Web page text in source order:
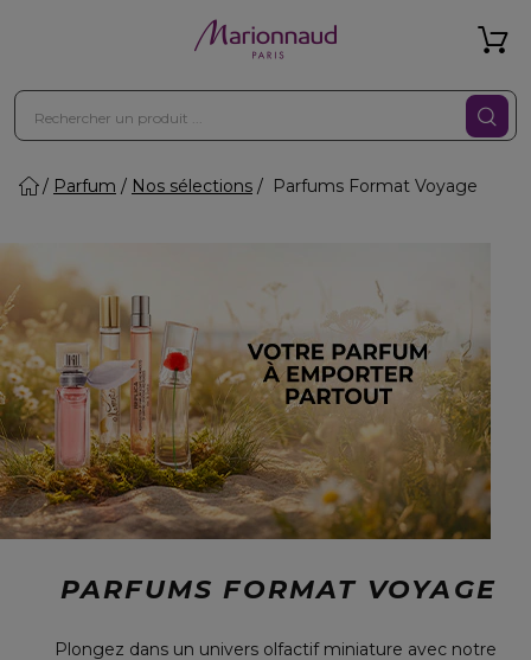
Parfum Nos sélections Parfums Format Voyage
PARFUMS FORMAT VOYAGE
Plongez dans un univers olfactif miniature avec notre